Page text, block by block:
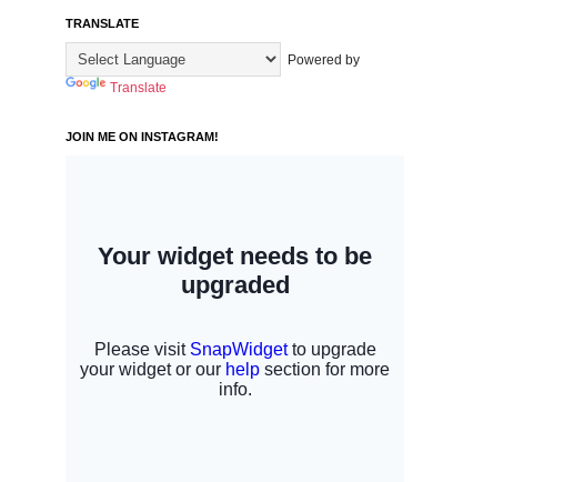
TRANSLATE
Powered by
Translate
JOIN ME ON INSTAGRAM!